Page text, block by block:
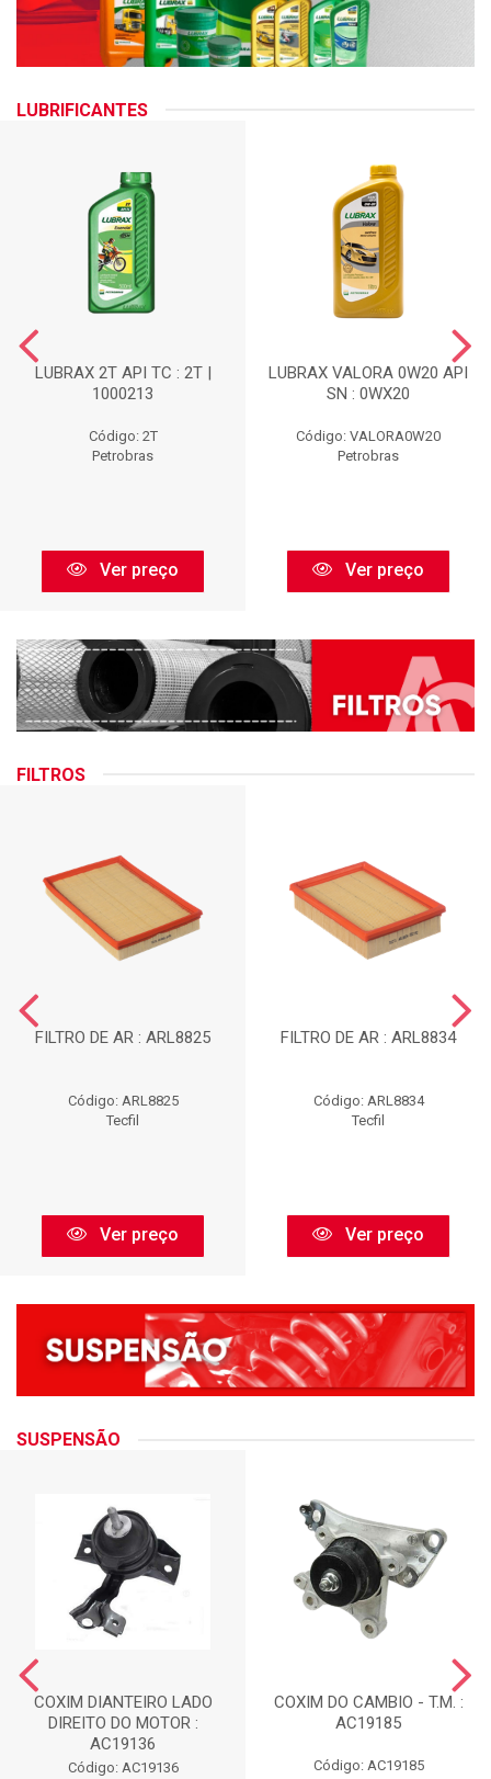
LUBRIFICANTES
LUBRAX 2T API TC : 2T |
1000213
Código: 2T
Petrobras
Ver preço
LUBRAX VALORA 0W20 API
SN : 0WX20
Código: VALORA0W20
Petrobras
Ver preço
FILTROS
FILTRO DE AR : ARL8825
Código: ARL8825
Tecfil
Ver preço
FILTRO DE AR : ARL8834
Código: ARL8834
Tecfil
Ver preço
SUSPENSÃO
COXIM DIANTEIRO LADO
DIREITO DO MOTOR :
AC19136
Código: AC19136
COXIM DO CAMBIO - T.M. :
AC19185
Código: AC19185